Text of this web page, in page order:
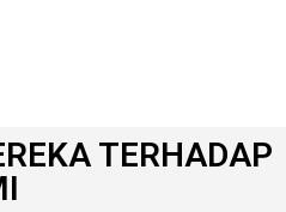
TERHADAP